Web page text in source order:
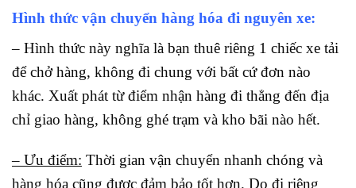
Hình thức vận chuyển hàng hóa đi nguyên xe:
– Hình thức này nghĩa là bạn thuê riêng 1 chiếc xe tải
để chở hàng, không đi chung với bất cứ đơn nào
khác. Xuất phát từ điểm nhận hàng đi thẳng đến địa
chỉ giao hàng, không ghé trạm và kho bãi nào hết.
– Ưu điểm: Thời gian vận chuyển nhanh chóng và
hàng hóa cũng được đảm bảo tốt hơn. Do đi riêng